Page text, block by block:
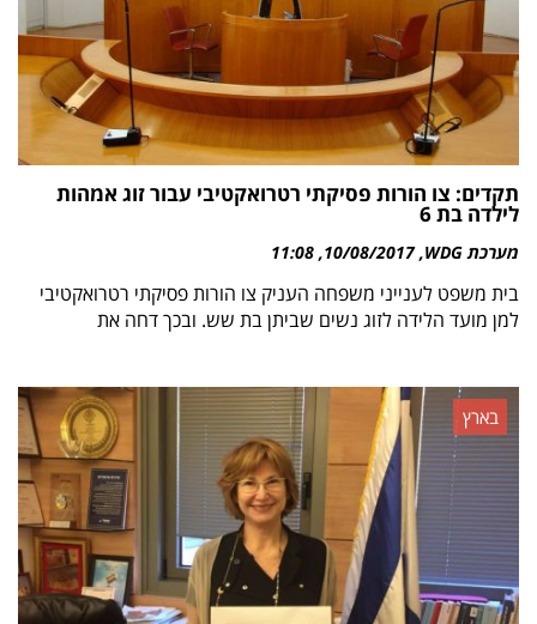
תקדים: צו הורות פסיקתי רטרואקטיבי עבור זוג אמהות
לילדה בת 6
מערכת WDG 10/08/2017
11:08
בית משפט לענייני משפחה העניק צו הורות פסיקתי רטרואקטיבי
למן מועד הלידה לזוג נשים שביתן בת שש. ובכך דחה את
בארץ